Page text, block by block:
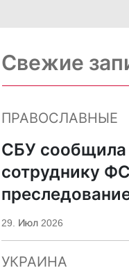
Свежие
ПРАВОСЛАВНЫЕ
СБУ сообщила
сотруднику
ПЦУ
29. Июл 2026
УКРАИНА